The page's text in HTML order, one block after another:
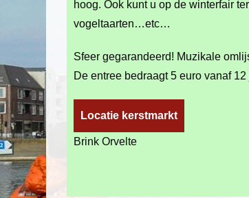
hoog. Ook kunt u op de winterfair
vogeltaarten…etc…
Sfeer gegarandeerd! Muzikale
De entree bedraagt 5 euro vanaf 12
Locatie kerstmarkt
Brink Orvelte